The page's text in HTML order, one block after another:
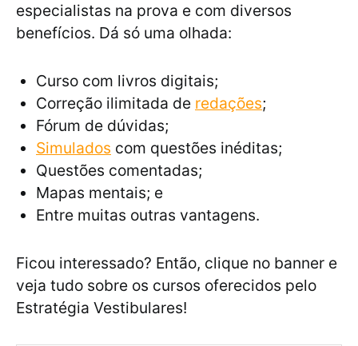
especialistas na prova e com diversos
benefícios. Dá só uma olhada:
Curso com livros digitais;
Correção ilimitada de redações;
Fórum de dúvidas;
Simulados com questões inéditas;
Questões comentadas;
Mapas mentais; e
Entre muitas outras vantagens.
Ficou interessado? Então, clique no banner e
veja tudo sobre os cursos oferecidos pelo
Estratégia Vestibulares!